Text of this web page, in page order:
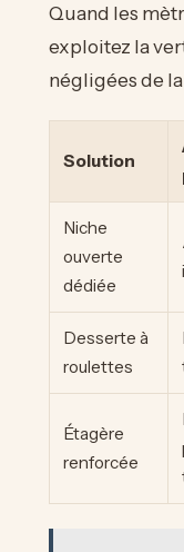
Quand les
exploitez la
négligées de
Solution
Niche
ouverte
dédiée
Desserte à
roulettes
Étagère
renforcée